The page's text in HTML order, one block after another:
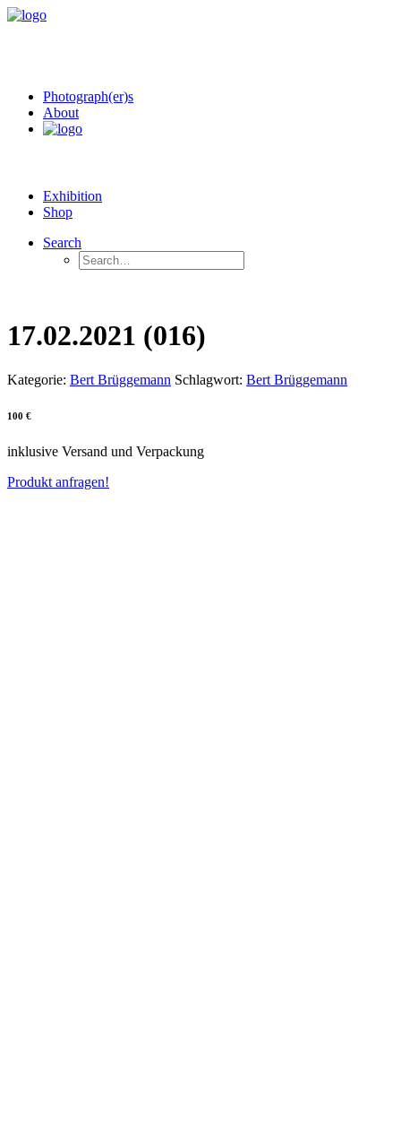
Photograph(er)s
About
Exhibition
Shop
Search
17.02.2021 (016)
Kategorie: Bert Brüggemann Schlagwort: Bert Brüggemann
100 €
inklusive Versand und Verpackung
Produkt anfragen!